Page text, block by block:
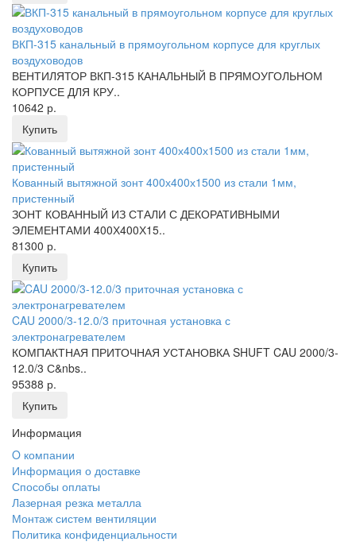
ВКП-315 канальный в прямоугольном корпусе для круглых
воздуховодов
ВЕНТИЛЯТОР ВКП-315 КАНАЛЬНЫЙ В ПРЯМОУГОЛЬНОМ
КОРПУСЕ ДЛЯ КРУ..
10642 р.
Купить
Кованный вытяжной зонт 400х400х1500 из стали 1мм,
пристенный
ЗОНТ КОВАННЫЙ ИЗ СТАЛИ С ДЕКОРАТИВНЫМИ
ЭЛЕМЕНТАМИ 400Х400Х15..
81300 р.
Купить
CAU 2000/3-12.0/3 приточная установка с
электронагревателем
КОМПАКТНАЯ ПРИТОЧНАЯ УСТАНОВКА SHUFT CAU 2000/3-
12.0/3 С&nbs..
95388 р.
Купить
Информация
O компании
Информация о доставке
Способы оплаты
Лазерная резка металла
Монтаж систем вентиляции
Политика конфиденциальности